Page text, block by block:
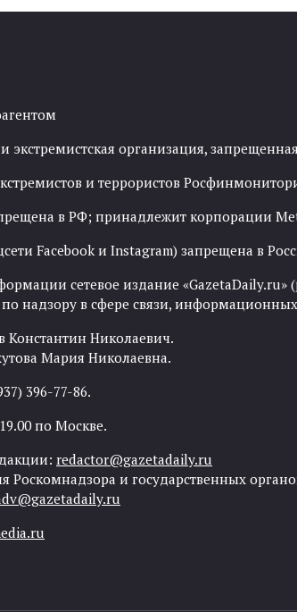
экстремистская организация,
и террористов
в РФ; принадлежит корпорации
Facebook и Instagram) запрещена в
сетевое издание «GazetaDaily.ru»
надзору в сфере связи,
Константин Николаевич.
Мария Николаевна.
396-77-86.
по Москве.
redactor@gazetadaily.ru
Роскомнадзора и государственных